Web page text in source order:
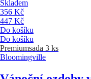
Skladem
356 Kč
447 Kč
Do košíku
Do košíku
Premiumsada 3 ks
Bloomingville